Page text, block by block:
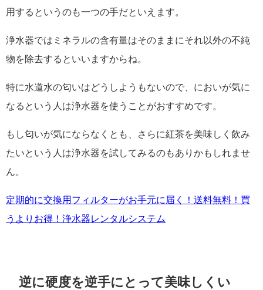
用するというのも一つの手だといえます。
浄水器ではミネラルの含有量はそのままにそれ以外の不純
物を除去するといいますからね。
特に水道水の匂いはどうしようもないので、においが気に
なるという人は浄水器を使うことがおすすめです。
もし匂いが気にならなくとも、さらに紅茶を美味しく飲み
たいという人は浄水器を試してみるのもありかもしれませ
ん。
定期的に交換用フィルターがお手元に届く！送料無料！買
うよりお得！浄水器レンタルシステム
逆に硬度を逆手にとって美味しくい